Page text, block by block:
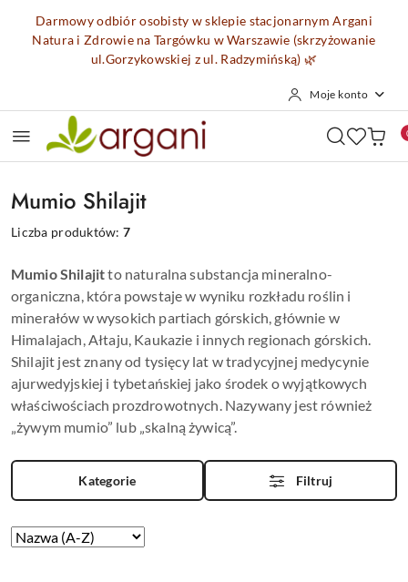
Przejdź do treści głównej
Przejdź do wyszukiwarki
Przejdź do moje konto
Przejdź do menu głównego
Przejdź do stopki
Darmowy odbiór osobisty w sklepie stacjonarnym Argani
Natura i Zdrowie na Targówku w Warszawie (skrzyżowanie
ul.Gorzykowskiej z ul. Radzymińską) 🌿
Moje konto
Mumio Shilajit
Liczba produktów:7
Mumio Shilajitto naturalna substancja mineralno-
organiczna, która powstaje w wyniku rozkładu roślin i
minerałów w wysokich partiach górskich, głównie w
Himalajach, Ałtaju, Kaukazie i innych regionach górskich.
Shilajit jest znany od tysięcy lat w tradycyjnej medycynie
ajurwedyjskiej i tybetańskiej jako środek o wyjątkowych
właściwościach prozdrowotnych. Nazywany jest również
„żywym mumio” lub „skalną żywicą”.
Kategorie Filtruj
Zastosowano
Sortuj